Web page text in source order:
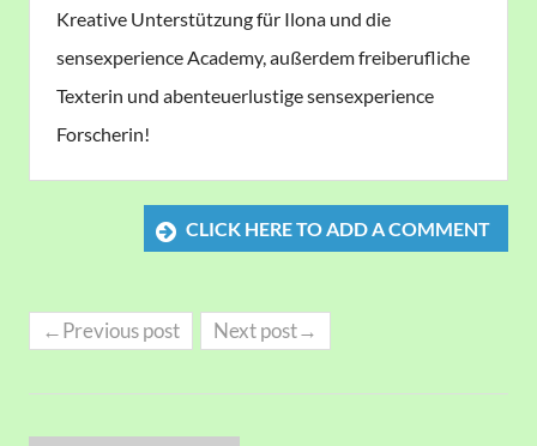
Kreative Unterstützung für Ilona und die
sensexperience Academy, außerdem freiberufliche
Texterin und abenteuerlustige sensexperience
Forscherin!
CLICK HERE TO ADD A COMMENT
←Previous post Next post→